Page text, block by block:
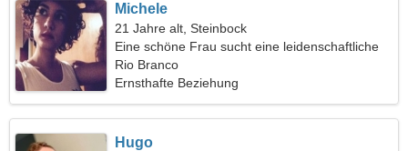
Michele
21 Jahre alt, Steinbock
Eine schöne Frau sucht eine leidenschaftliche
Beziehung
Rio Branco
Ernsthafte Beziehung
Hugo